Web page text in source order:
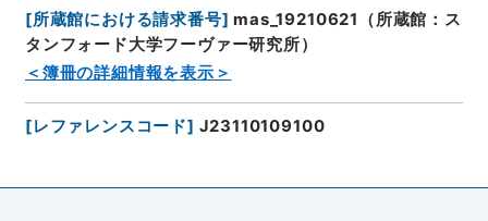
[所蔵館における請求番号] mas_19210621（所蔵館：ス
タンフォード大学フーヴァー研究所）
＜簿冊の詳細情報を表示＞
[レファレンスコード] J23110109100